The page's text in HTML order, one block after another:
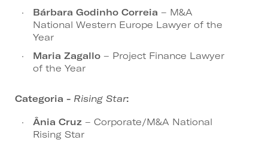
Bárbara Godinho Correia – M&A
National Western Europe Lawyer of the
Year
Maria Zagallo – Project Finance Lawyer
of the Year
Categoria - Rising Star:
Ânia Cruz – Corporate/M&A National
Rising Star